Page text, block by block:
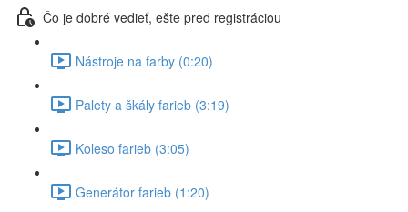
Čo je dobré vedieť, ešte pred registráciou
Nástroje na farby (0:20)
Palety a škály farieb (3:19)
Koleso farieb (3:05)
Generátor farieb (1:20)